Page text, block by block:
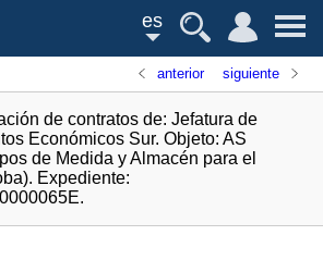
es
anterior siguiente
de contratos de: Jefatura de
Económicos Sur. Objeto: AS
de Medida y Almacén para el
Expediente: